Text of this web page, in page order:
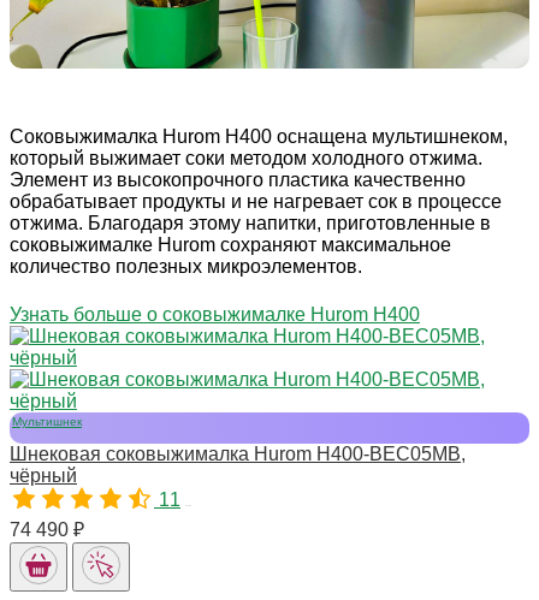
Соковыжималка Hurom H400 оснащена мультишнеком,
который выжимает соки методом холодного отжима.
Элемент из высокопрочного пластика качественно
обрабатывает продукты и не нагревает сок в процессе
отжима. Благодаря этому напитки, приготовленные в
соковыжималке Hurom сохраняют максимальное
количество полезных микроэлементов.
Узнать больше о соковыжималке Hurom H400
Мультишнек
Шнековая соковыжималка Hurom H400-BEC05MB,
чёрный
11
74 490 ₽